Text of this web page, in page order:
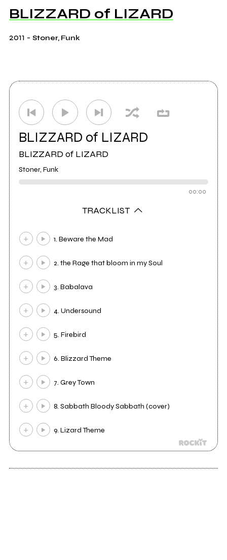
BLIZZARD of LIZARD
2011 - Stoner, Funk
BLIZZARD of LIZARD
BLIZZARD of LIZARD
Stoner, Funk
00:00
TRACKLIST
1. Beware the Mad
2. the Rage that bloom in my Soul
3. Babalava
4. Undersound
5. Firebird
6. Blizzard Theme
7. Grey Town
8. Sabbath Bloody Sabbath (cover)
9. Lizard Theme